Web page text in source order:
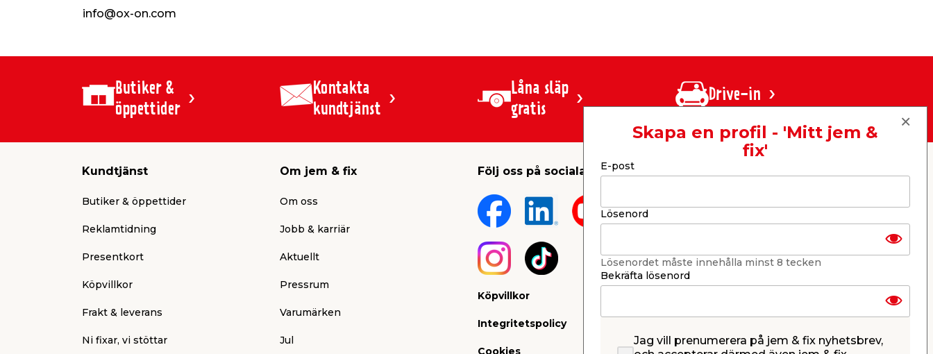
info@ox-on.com
Butiker &
öppettider
Kontakta
kundtjänst
Låna släp
gratis
Drive-in
Kundtjänst
Butiker & öppettider
Reklamtidning
Presentkort
Köpvillkor
Frakt & leverans
Ni fixar, vi stöttar
Om jem & fix
Om oss
Jobb & karriär
Aktuellt
Pressrum
Varumärken
Jul
Följ oss på sociala medier
Köpvillkor
Integritetspolicy
Cookies
Läs mer om Trygg e-handel här.
Skapa en profil - 'Mitt jem &
fix'
E-post
Lösenord
Lösenordet måste innehålla minst 8 tecken
Bekräfta lösenord
Jag vill prenumerera på jem & fix nyhetsbrev,